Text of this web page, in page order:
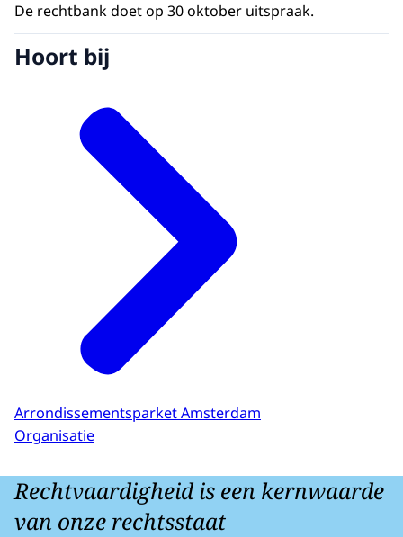
De rechtbank doet op 30 oktober uitspraak.
Hoort bij
Arrondissementsparket Amsterdam
Organisatie
Rechtvaardigheid is een kernwaarde
van onze rechtsstaat